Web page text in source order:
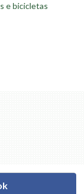
e bicicletas